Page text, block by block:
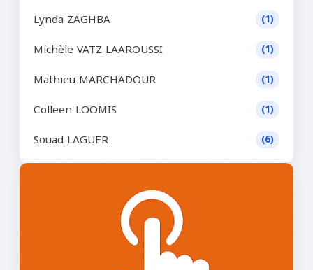
Lynda ZAGHBA (1)
Michèle VATZ LAAROUSSI (1)
Mathieu MARCHADOUR (1)
Colleen LOOMIS (1)
Souad LAGUER (6)